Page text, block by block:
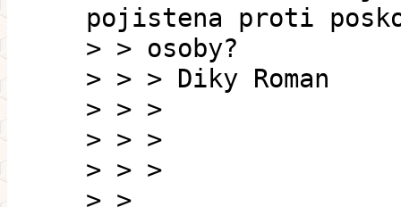
pojistena proti
> > osoby?
> > > Diky Roman
> > >
> > >
> > >
> >